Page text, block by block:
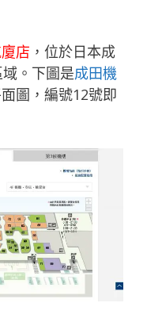
店 ，位於日本成
。下圖是成田機
圖，編號12號即